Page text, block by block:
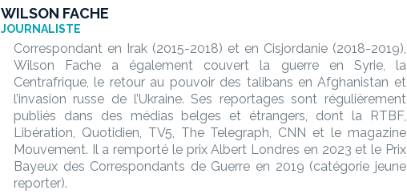
WILSON FACHE
JOURNALISTE
Correspondant en Irak (2015-2018) et en Cisjordanie (2018-2019),
Wilson Fache a également couvert la guerre en Syrie, la
Centrafrique, le retour au pouvoir des talibans en Afghanistan et
l’invasion russe de l’Ukraine. Ses reportages sont régulièrement
publiés dans des médias belges et étrangers, dont la RTBF,
Libération, Quotidien, TV5, The Telegraph, CNN et le magazine
Mouvement. Il a remporté le prix Albert Londres en 2023 et le Prix
Bayeux des Correspondants de Guerre en 2019 (catégorie jeune
reporter).